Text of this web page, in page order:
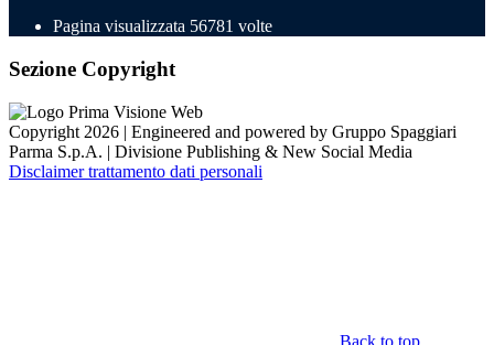
Pagina visualizzata 56781 volte
Sezione Copyright
Copyright 2026 | Engineered and powered by Gruppo Spaggiari
Parma S.p.A. | Divisione Publishing & New Social Media
Disclaimer trattamento dati personali
Back to top